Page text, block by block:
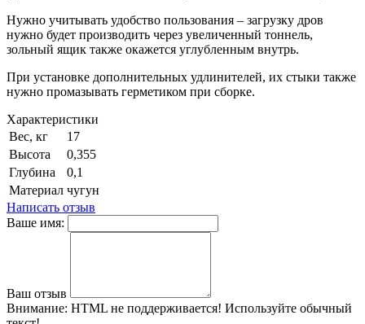
Нужно учитывать удобство пользования – загрузку дров
нужно будет производить через увеличенный тоннель,
зольный ящик также окажется углубленным внутрь.
При установке дополнительных удлинителей, их стыки также
нужно промазывать герметиком при сборке.
Характеристики
Вес, кг
17
Высота
0,355
Глубина
0,1
Материал чугун
Написать отзыв
Ваше имя:
Ваш отзыв
Внимание: HTML не поддерживается! Используйте обычный